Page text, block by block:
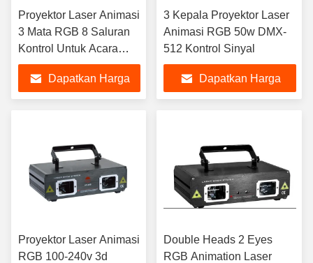
Proyektor Laser Animasi
3 Mata RGB 8 Saluran
Kontrol Untuk Acara
Pernikahan
Dapatkan Harga
3 Kepala Proyektor Laser
Animasi RGB 50w DMX-
512 Kontrol Sinyal
Dapatkan Harga
Proyektor Laser Animasi
RGB 100-240v 3d
Double Heads 2 Eyes
RGB Animation Laser